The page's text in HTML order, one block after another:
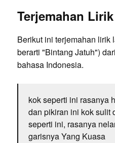
Terjemahan
Berikut ini terjemahan lirik
berarti "Bintang Jatuh")
bahasa Indonesia.
kok seperti ini rasanya
dan pikiran ini kok sulit
seperti ini, rasanya
garisnya Yang Kuasa